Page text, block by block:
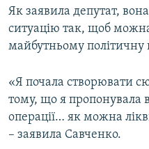
Як заявила депутат,
ситуацію так, щоб
майбутньому політичну
«Я почала створювати
тому, що я пропонувала
операції… як можна
– заявила Савченко.